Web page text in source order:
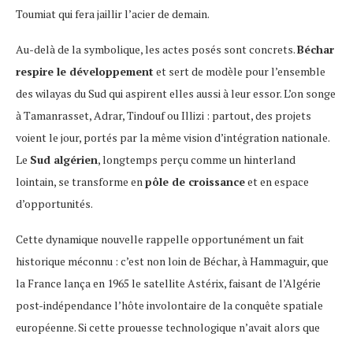
Toumiat qui fera jaillir l’acier de demain.
Au-delà de la symbolique, les actes posés sont concrets.Béchar
respire le développement et sert de modèle pour l’ensemble
des wilayas du Sud qui aspirent elles aussi à leur essor. L’on songe
à Tamanrasset, Adrar, Tindouf ou Illizi : partout, des projets
voient le jour, portés par la même vision d’intégration nationale.
Le Sud algérien, longtemps perçu comme un hinterland
lointain, se transforme enpôle de croissanceet en espace
d’opportunités.
Cette dynamique nouvelle rappelle opportunément un fait
historique méconnu : c’est non loin de Béchar, à Hammaguir, que
la France lança en 1965 le satellite Astérix, faisant de l’Algérie
post-indépendance l’hôte involontaire de la conquête spatiale
européenne. Si cette prouesse technologique n’avait alors que